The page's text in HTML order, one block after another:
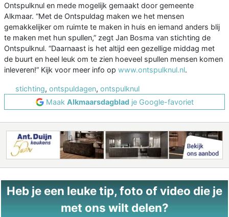
Ontspulknul en mede mogelijk gemaakt door gemeente
Alkmaar. “Met de Ontspuldag maken we het mensen
gemakkelijker om ruimte te maken in huis en iemand anders blij
te maken met hun spullen,” zegt Jan Bosma van stichting de
Ontspulknul. “Daarnaast is het altijd een gezellige middag met
de buurt en heel leuk om te zien hoeveel spullen mensen komen
inleveren!” Kijk voor meer info op www.ontspulknul.nl.
stichting, ontspuldagen, ontspulknul
Maak Alkmaarsdagbladje Google-favoriet
Heb je een leuke tip, foto of video die je
met ons wilt delen?